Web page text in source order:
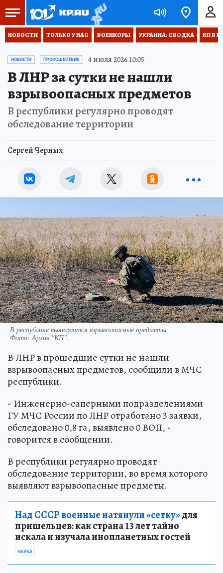
НОВОСТИ ТОЛЬКО У НАС ВОЕНКОРЫ УКРАИНА: СВОДКА КП В
НОВОСТИ ПРОИСШЕСТВИЯ 4 июля 2026 10:05
В ЛНР за сутки не нашли
взрывоопасных предметов
В республики регулярно проводят
обследование территории
Сергей Черных
В республике выявляются взрывоопасные предметы
Фото:Архив "КП".
В ЛНР в прошедшие сутки не нашли
взрывоопасных предметов, сообщили в МЧС
республики.
- Инженерно-саперными подразделениями
ГУ МЧС России по ЛНР отработано 3 заявки,
обследовано 0,8 га, выявлено 0 ВОП, -
говорится в сообщении.
В республики регулярно проводят
обследование территории, во время которого
выявляют взрывоопасные предметы.
Над СССР военные натянули «сетку»для
пришельцев: как страна 13 лет тайно
искала и изучала инопланетных гостей
НАУКА